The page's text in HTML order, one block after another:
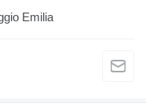
Emilia